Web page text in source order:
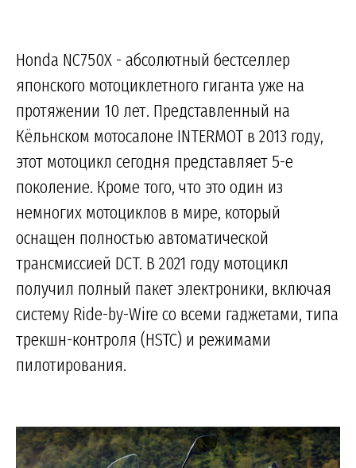
Honda NC750X - абсолютный бестселлер
японского мотоциклетного гиганта уже на
протяжении 10 лет. Представленный на
Кёльнском мотосалоне INTERMOT в 2013 году,
этот мотоцикл сегодня представляет 5-е
поколение. Кроме того, что это один из
немногих мотоциклов в мире, который
оснащен полностью автоматической
трансмиссией DCT. В 2021 году мотоцикл
получил полный пакет электроники, включая
систему Ride-by-Wire со всеми гаджетами, типа
трекшн-контроля (HSTC) и режимами
пилотирования.